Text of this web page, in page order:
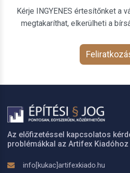
Kérje INGYENES értesítőnket a
megtakaríthat, elkerülheti a
Az előfizetéssel kapcsolatos
problémákkal az Artifex
info[kukac]artifexkiado.hu